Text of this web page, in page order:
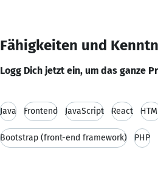
Fähigkeiten und
Logg Dich jetzt ein, um das ganze
Java Frontend JavaScript React
Bootstrap (front-end framework) PHP